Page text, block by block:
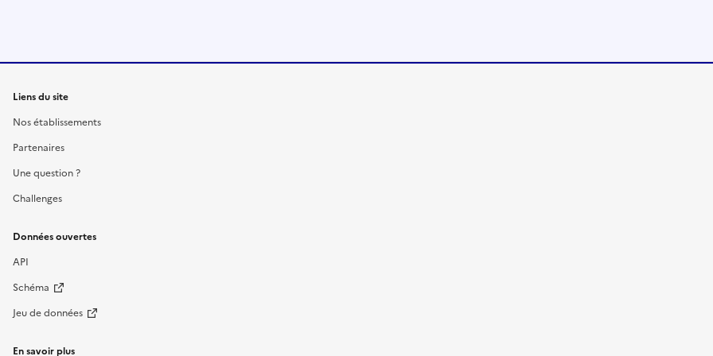
Liens du site
Nos établissements
Partenaires
Une question ?
Challenges
Données ouvertes
API
Schéma
Jeu de données
En savoir plus